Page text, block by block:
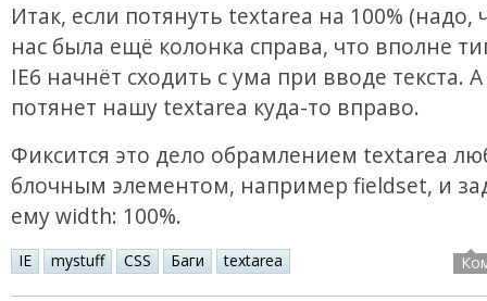
Итак, если потянуть textarea на 100% (надо,
нас была ещё колонка справа, что вполне
IE6 начнёт сходить с ума при вводе текста.
потянет нашу textarea куда-то вправо.
Фиксится это дело обрамлением textarea
блочным элементом, например fieldset, и
ему width: 100%.
IE mystuff CSS Баги textarea